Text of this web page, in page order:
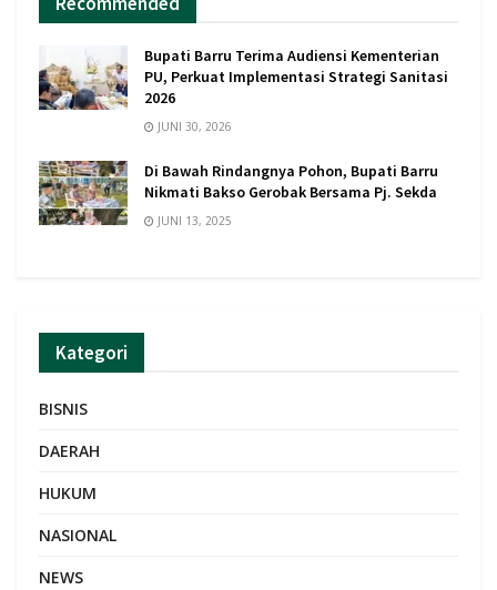
Bupati Barru Terima Audiensi Kementerian
PU, Perkuat Implementasi Strategi Sanitasi
2026
JUNI 30, 2026
Di Bawah Rindangnya Pohon, Bupati Barru
Nikmati Bakso Gerobak Bersama Pj. Sekda
JUNI 13, 2025
Kategori
BISNIS
DAERAH
HUKUM
NASIONAL
NEWS